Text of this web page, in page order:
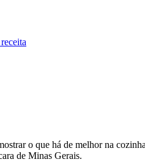
o que há de melhor na
de Minas Gerais.